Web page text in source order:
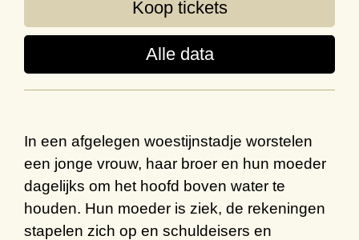
Koop tickets
Alle data
In een afgelegen woestijnstadje worstelen
een jonge vrouw, haar broer en hun moeder
dagelijks om het hoofd boven water te
houden. Hun moeder is ziek, de rekeningen
stapelen zich op en schuldeisers en